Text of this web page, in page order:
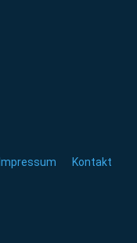
Impressum Kontakt